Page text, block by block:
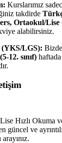
Kurslarımız
takdirde
Ortaokul/Lise
alabilirsiniz.
(YKS/LGS):
12. sınıf)
Hızlı Okuma
güncel ve
arayınız.